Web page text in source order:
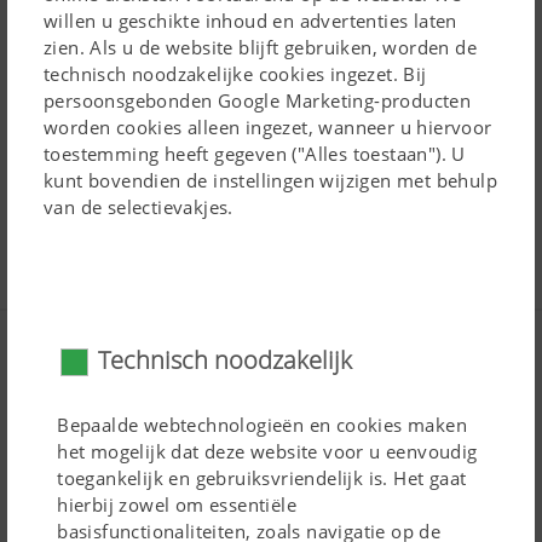
willen u geschikte inhoud en advertenties laten
zien. Als u de website blijft gebruiken, worden de
technisch noodzakelijke cookies ingezet. Bij
persoonsgebonden Google Marketing-producten
worden cookies alleen ingezet, wanneer u hiervoor
toestemming heeft gegeven ("Alles toestaan"). U
kunt bovendien de instellingen wijzigen met behulp
van de selectievakjes.
Technisch noodzakelijk
Bepaalde webtechnologieën en cookies maken
het mogelijk dat deze website voor u eenvoudig
toegankelijk en gebruiksvriendelijk is. Het gaat
hierbij zowel om essentiële
basisfunctionaliteiten, zoals navigatie op de
voor alle PÖTTINGER machines gebouwd sinds 1997.
www.mypoettinger.com
Geblokkeerd op basis van uw cookie-
instellingen.
Cookie-instellingen wijzigen
Geblokkeerd op basis van uw cookie-
instellingen.
Cookie-instellingen wijzigen
Geblokkeerd op basis van uw cookie-
instellingen.
Cookie-instellingen wijzigen